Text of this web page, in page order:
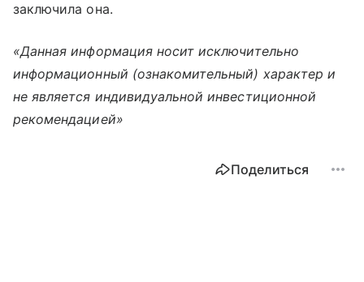
заключила она.
«Данная информация носит исключительно
информационный (ознакомительный) характер и
не является индивидуальной инвестиционной
рекомендацией»
Поделиться